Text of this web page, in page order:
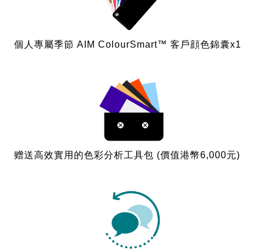
個人專屬季節 AIM ColourSmart™ 客戶顔色錦囊x1
赠送高效實用的色彩分析工具包 (價值港幣6,000元)